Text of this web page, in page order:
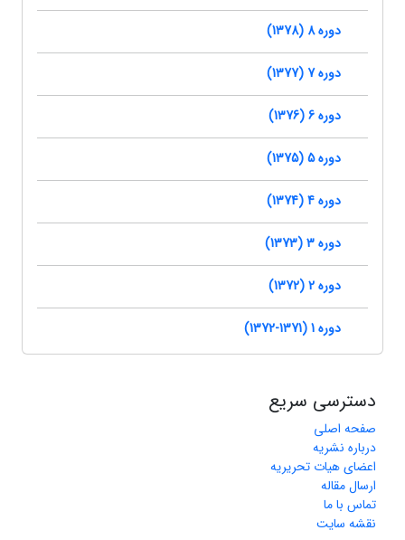
دوره 8 (1378)
دوره 7 (1377)
دوره 6 (1376)
دوره 5 (1375)
دوره 4 (1374)
دوره 3 (1373)
دوره 2 (1372)
دوره 1 (1371-1372)
دسترسی سریع
صفحه اصلی
درباره نشریه
اعضای هیات تحریریه
ارسال مقاله
تماس با ما
نقشه سایت